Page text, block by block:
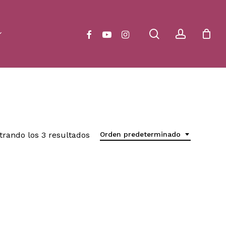
searchaccount
facebookyoutubeinstagram Cart
Orden predeterminado
los 3 resultados